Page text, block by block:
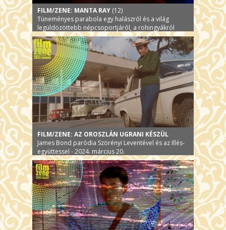
FILM/ZENE: MANTA RAY (12)
Tüneményes parabola egy halászról és a világ
legüldözöttebb népcsoportjáról, a rohingyákról
FILM/ZENE: AZ OROSZLÁN UGRANI KÉSZÜL
James Bond paródia Szörényi Leventével és az Illés-
együttessel - 2024. március 20.